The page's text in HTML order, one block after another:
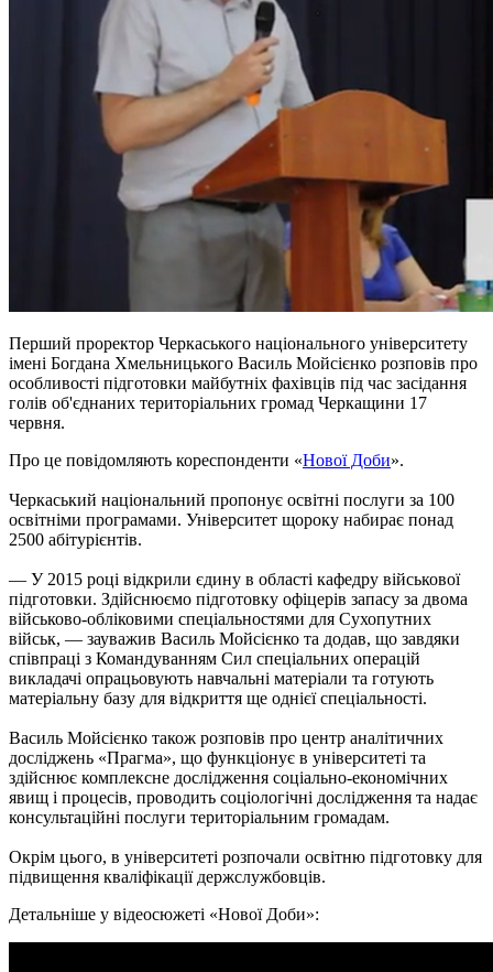
Перший проректор Черкаського національного університету
імені Богдана Хмельницького Василь Мойсієнко розповів про
особливості підготовки майбутніх фахівців під час засідання
голів об'єднаних територіальних громад Черкащини 17
червня.
Про це повідомляють кореспонденти «Нової Доби».
Черкаський національний пропонує освітні послуги за 100
освітніми програмами. Університет щороку набирає понад
2500 абітурієнтів.
— У 2015 році відкрили єдину в області кафедру військової
підготовки. Здійснюємо підготовку офіцерів запасу за двома
військово-обліковими спеціальностями для Сухопутних
військ, — зауважив Василь Мойсієнко та додав, що завдяки
співпраці з Командуванням Сил спеціальних операцій
викладачі опрацьовують навчальні матеріали та готують
матеріальну базу для відкриття ще однієї спеціальності.
Василь Мойсієнко також розповів про центр аналітичних
досліджень «Прагма», що функціонує в університеті та
здійснює комплексне дослідження соціально-економічних
явищ і процесів, проводить соціологічні дослідження та надає
консультаційні послуги територіальним громадам.
Окрім цього, в університеті розпочали освітню підготовку для
підвищення кваліфікації держслужбовців.
Детальніше у відеосюжеті «Нової Доби»: